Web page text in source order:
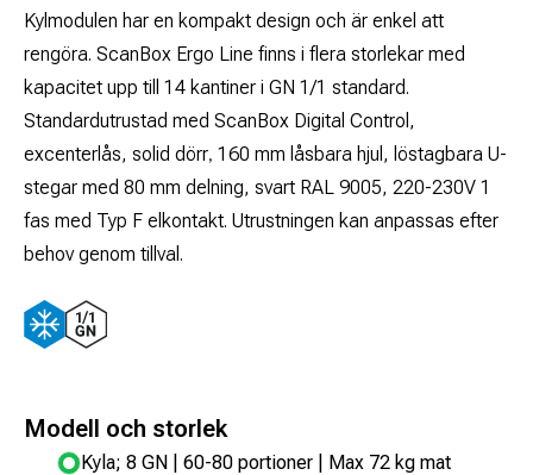
Kylmodulen har en kompakt design och är enkel att
rengöra. ScanBox Ergo Line finns i flera storlekar med
kapacitet upp till 14 kantiner i GN 1/1 standard.
Standardutrustad med ScanBox Digital Control,
excenterlås, solid dörr, 160 mm låsbara hjul, löstagbara U-
stegar med 80 mm delning, svart RAL 9005, 220-230V 1
fas med Typ F elkontakt. Utrustningen kan anpassas efter
behov genom tillval.
Modell och storlek
Kyla; 8 GN | 60-80 portioner | Max 72 kg mat